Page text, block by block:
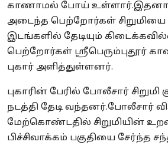
காணாமல் போய் உள்ளார்.இதனால்
அடைந்த பெற்றோர்கள் சிறுமியை
இடங்களில் தேடியும்
பெற்றோர்கள் ஸ்ரீபெரும்புதூர்
புகார் அளித்துள்ளனர்.
புகாரின் பேரில் போலீசார் சிறுமி
நடத்தி தேடி வந்தனர்.போலீசார்
மேற்கொண்டதில் சிறுமியின்
பிச்சிவாக்கம் பகுதியை சேர்ந்த